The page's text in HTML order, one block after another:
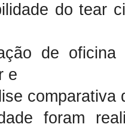
do tear
de
e
comparativa
foram